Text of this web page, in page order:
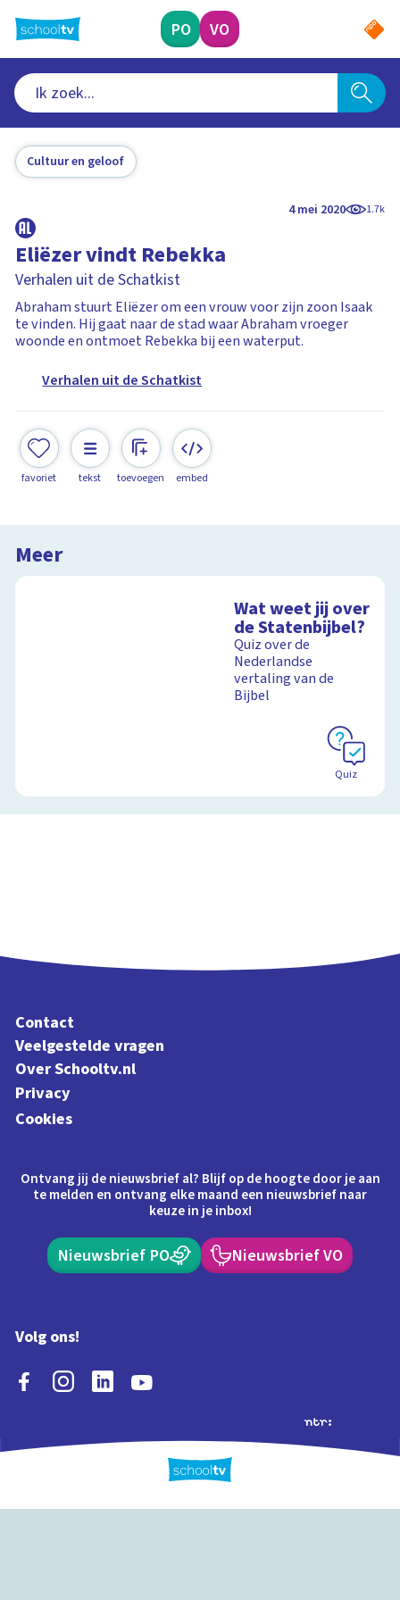
naar
hoofdinhoud
PO VO
Cultuur en geloof
4 mei 2020 1.7k
Eliëzer vindt Rebekka
Verhalen uit de Schatkist
Abraham stuurt Eliëzer om een vrouw voor zijn zoon Isaak
te vinden. Hij gaat naar de stad waar Abraham vroeger
woonde en ontmoet Rebekka bij een waterput.
Verhalen uit de Schatkist
favoriet tekst toevoegen embed
Meer
Wat weet jij over
de Statenbijbel?
Quiz over de
Nederlandse
vertaling van de
Bijbel
Quiz
Contact
Veelgestelde vragen
Over Schooltv.nl
Privacy
Cookies
Ontvang jij de nieuwsbrief al? Blijf op de hoogte door je aan
te melden en ontvang elke maand een nieuwsbrief naar
keuze in je inbox!
Nieuwsbrief PO Nieuwsbrief VO
Volg ons!